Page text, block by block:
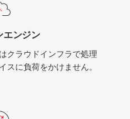
エンジン
クラウドインフラで処理
スに負荷をかけません。